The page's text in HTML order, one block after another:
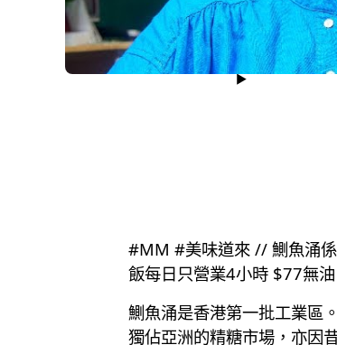
#MM #美味道來 // 鰂魚涌
飯每日只營業4小時 $77無
鰂魚涌是香港第一批工業區
獨佔亞洲的精糖市場，亦因